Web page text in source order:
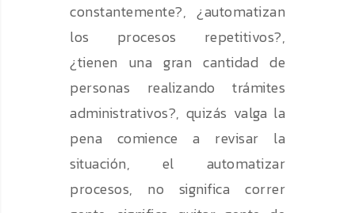
constantemente?, ¿automatizan
los procesos repetitivos?,
¿tienen una gran cantidad de
personas realizando trámites
administrativos?, quizás valga la
pena comience a revisar la
situación, el automatizar
procesos, no significa correr